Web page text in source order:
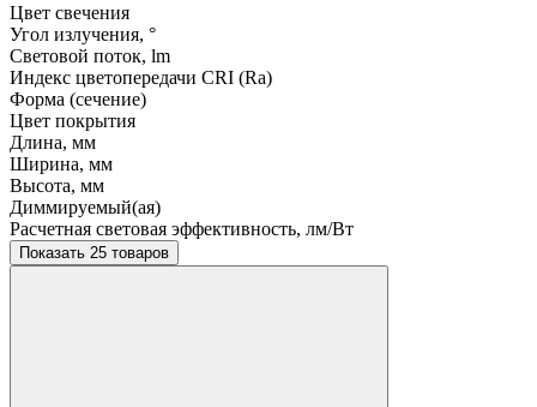
Цвет свечения
Угол излучения, °
Световой поток, lm
Индекс цветопередачи CRI (Ra)
Форма (сечение)
Цвет покрытия
Длина, мм
Ширина, мм
Высота, мм
Диммируемый(ая)
Расчетная световая эффективность, лм/Вт
Показать 25 товаров